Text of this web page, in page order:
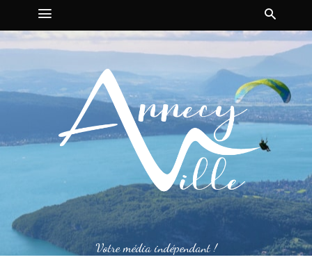
Votre média indépendant !